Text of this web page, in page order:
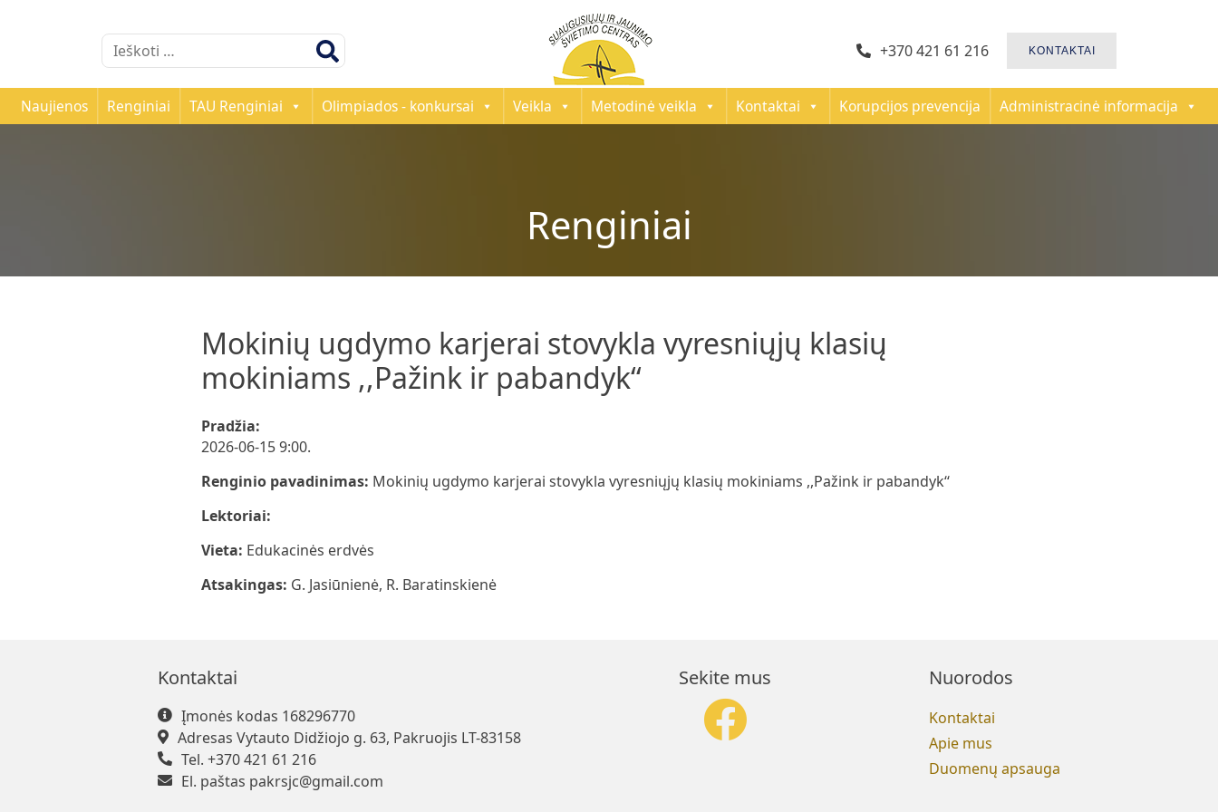
Ieškoti: +370 421 61 216 KONTAKTAI
Naujienos Renginiai TAU Renginiai Olimpiados - konkursai Veikla Metodinė veikla Kontaktai Korupcijos prevencija Administracinė informacija
Renginiai
Mokinių ugdymo karjerai stovykla vyresniųjų klasių
mokiniams ,,Pažink ir pabandyk‘‘
Pradžia:
2026-06-15 9:00.
Renginio pavadinimas: Mokinių ugdymo karjerai stovykla vyresniųjų klasių mokiniams ,,Pažink ir pabandyk‘‘
Lektoriai:
Vieta: Edukacinės erdvės
Atsakingas: G. Jasiūnienė, R. Baratinskienė
Kontaktai
Įmonės kodas 168296770
Adresas Vytauto Didžiojo g. 63, Pakruojis LT-83158
Tel. +370 421 61 216
El. paštas pakrsjc@gmail.com
Sekite mus Nuorodos
Kontaktai
Apie mus
Duomenų apsauga